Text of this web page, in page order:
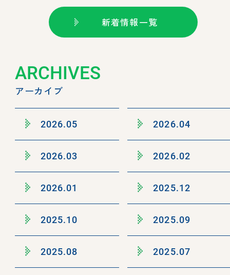
新着情報一覧
ARCHIVES
アーカイブ
2026.05 2026.04
2026.03 2026.02
2026.01 2025.12
2025.10 2025.09
2025.08 2025.07